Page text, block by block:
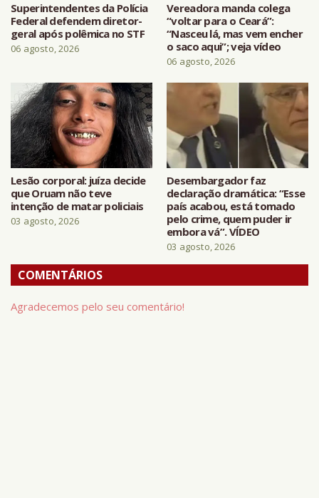
Superintendentes da Polícia
Federal defendem diretor-
geral após polêmica no STF
06 agosto, 2026
Vereadora manda colega
“voltar para o Ceará”:
“Nasceu lá, mas vem encher
o saco aqui”; veja vídeo
06 agosto, 2026
Lesão corporal: juíza decide
que Oruam não teve
intenção de matar policiais
03 agosto, 2026
Desembargador faz
declaração dramática: “Esse
país acabou, está tomado
pelo crime, quem puder ir
embora vá”. VÍDEO
03 agosto, 2026
COMENTÁRIOS
Agradecemos pelo seu comentário!